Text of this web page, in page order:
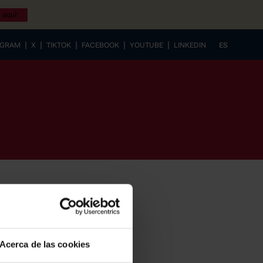
Acerca de las cookies
aquí!
| X | TIKTOK | FACEBOOK | YOUTUBE | LINKEDIN
ES